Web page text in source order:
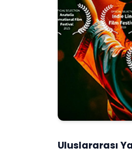
Uluslararası